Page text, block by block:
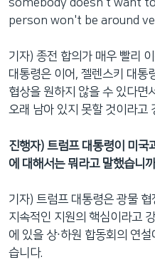
person won't be around
기자) 종전 합의가 매우 빨리
대통령은 이어, 젤렌스키 대통
협상을 원하지 않을 수 있다면
오래 남아 있지 못할 것이라고
진행자) 트럼프 대통령이 미국
에 대해서는 뭐라고 말했습니
기자) 트럼프 대통령은 광물
지속적인 지원의 핵심이라고
에 있을 상∙하원 합동회의 연
습니다.